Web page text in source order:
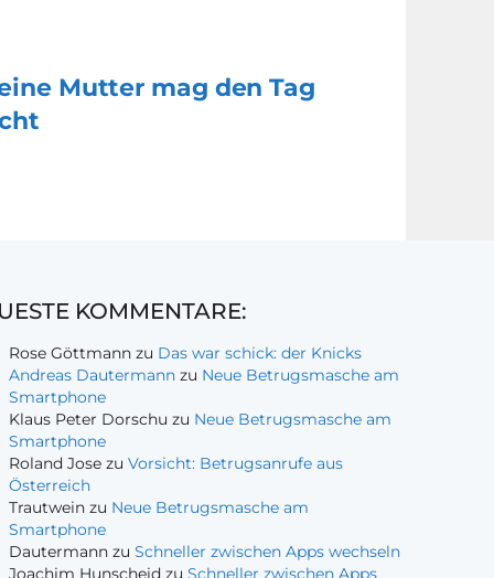
Mutter mag den Tag
KOMMENTARE:
Rose Göttmann zu Das war schick: der Knicks
Andreas Dautermann zu Neue Betrugsmasche am
Smartphone
Klaus Peter Dorschu zu Neue Betrugsmasche am
Smartphone
Roland Jose zuVorsicht: Betrugsanrufe aus
Österreich
Trautwein zu Neue Betrugsmasche am
Smartphone
Dautermann zuSchneller zwischen Apps wechseln
Joachim Hunscheid zuSchneller zwischen Apps